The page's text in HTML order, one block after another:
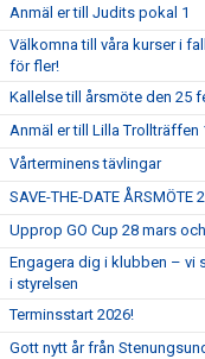
Anmäl er till Judits pokal 1
Välkomna till våra kurser i
för fler!
Kallelse till årsmöte den 25
Anmäl er till Lilla Trollträffen
Vårterminens tävlingar
SAVE-THE-DATE ÅRSMÖTE
Upprop GO Cup 28 mars
Engagera dig i klubben – vi
i styrelsen
Terminsstart 2026!
Gott nytt år från